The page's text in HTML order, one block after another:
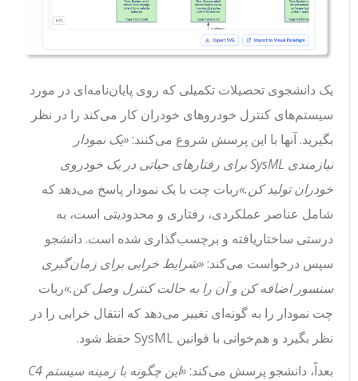
یک دانشجوی تحصیلات تکمیلی که روی پایان‌نامه‌ای در مورد
سیستم‌های کنترل خودروهای خودران کار می‌کند را در نظر
بگیرید. آنها با این پرسش شروع می‌کنند:«یک نمودار
نیازمندی SysML برای رفتارهای حیاتی در یک خودروی
خودران تولید کن.»ربات چت با یک نمودار پاسخ می‌دهد که
شامل عناصر عملکردی، رفتاری و محدودیتی است، به
درستی ساختاریافته و برچسب‌گذاری شده است. دانشجو
سپس درخواست می‌کند:«شرایط خرابی برای زمان‌گیری
سنسور اضافه کن و آن را به حالت کنترل وصل کن.»ربات
چت نمودار را به گونه‌ای تغییر می‌دهد که انتقال خرابی را در
نظر بگیرد و هم‌خوانی با قوانین SysML حفظ شود.
بعداً، دانشجو پرسش می‌کند:
«این چگونه با زمینه سیستم C4